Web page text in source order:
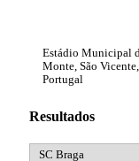
Estádio Municipal
Monte, São
Portugal
Resultados